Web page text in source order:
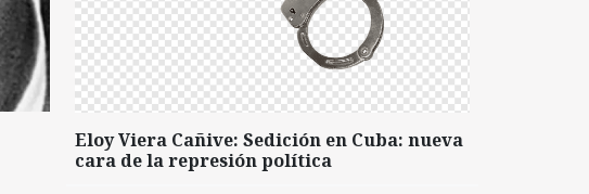
Eloy Viera Cañive: Sedición en Cuba: nueva
cara de la represión política